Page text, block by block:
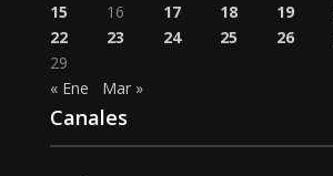
15
16 17 18 19
22
23 24 25 26
29
« Ene
Mar »
Canales